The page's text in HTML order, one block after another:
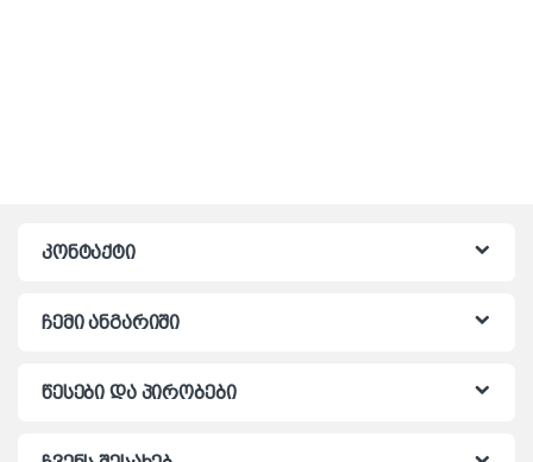
კონტაქტი
ჩემი ანგარიში
წესები და პირობები